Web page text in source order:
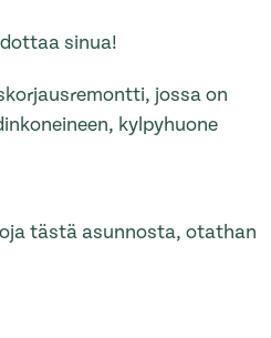
sinua!
jossa on
kylpyhuone
tästä asunnosta, otathan